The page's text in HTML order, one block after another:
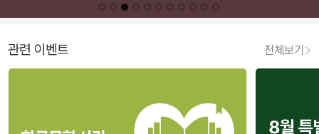
관련 이벤트 전체보기